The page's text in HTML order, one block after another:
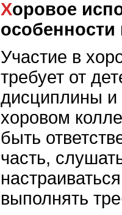
Хоровое исполнительство:
Участие в
требует от
дисциплины и
хоровом
быть
часть,
выполнять